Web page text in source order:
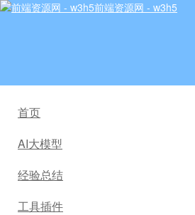
前端资源网 - w3h5
首页
AI大模型
经验总结
工具插件